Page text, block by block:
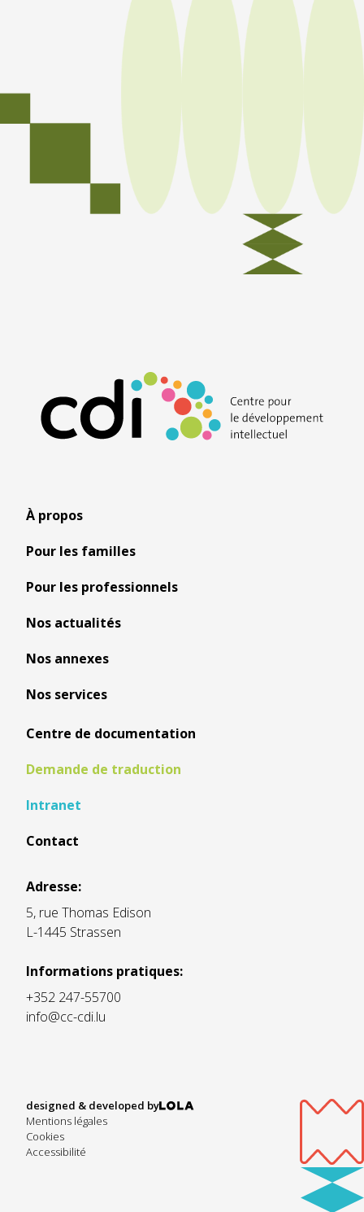
À propos
Pour les familles
Pour les professionnels
Nos actualités
Nos annexes
Nos services
Centre de documentation
Demande de traduction
Intranet
Contact
Adresse:
5, rue Thomas Edison
L-1445 Strassen
Informations pratiques:
+352 247-55700
info@cc-cdi.lu
designed & developed by
Mentions légales
Cookies
Accessibilité